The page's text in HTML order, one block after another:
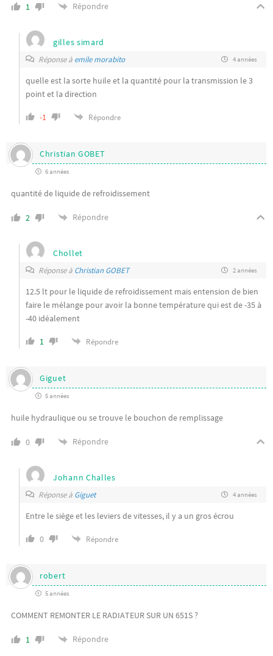
1 Répondre
gilles simard
Réponse à emile morabito 4 années
quelle est la sorte huile et la quantité pour la transmission le 3
point et la direction
-1 Répondre
Christian GOBET
6 années
quantité de liquide de refroidissement
2 Répondre
Chollet
Réponse à Christian GOBET 2 années
12.5 lt pour le liquide de refroidissement mais entension de bien
faire le mélange pour avoir la bonne température qui est de -35 à
-40 idéalement
1 Répondre
Giguet
5 années
huile hydraulique ou se trouve le bouchon de remplissage
0 Répondre
Johann Challes
Réponse à Giguet 4 années
Entre le siège et les leviers de vitesses, il y a un gros écrou
0 Répondre
robert
5 années
COMMENT REMONTER LE RADIATEUR SUR UN 651S ?
1 Répondre